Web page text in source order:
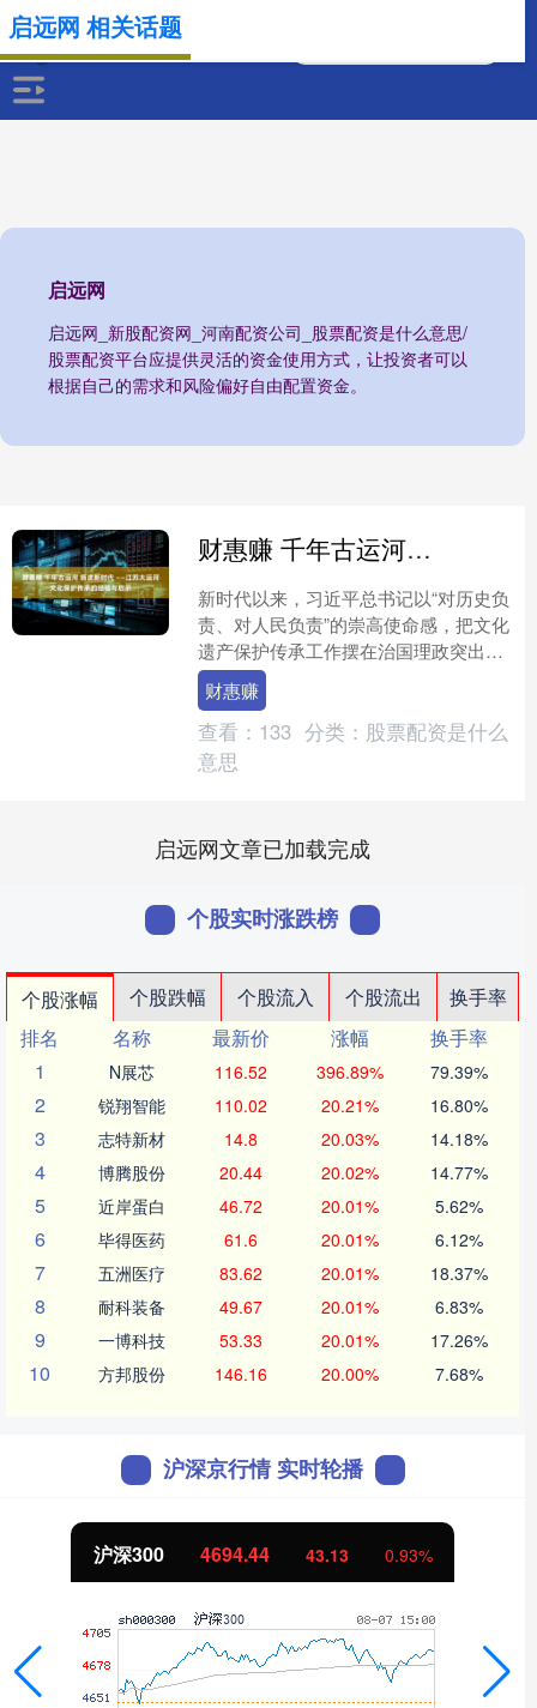
启远网
启远网_新股配资网_河南配资公司_股票配资是什么意思/
股票配资平台应提供灵活的资金使用方式，让投资者可以
根据自己的需求和风险偏好自由配置资金。
启远网 相关话题
财惠赚 千年古运河 扬波新时代 ——江苏大运河文化保护传承的经验与启示
新时代以来，习近平总书记以“对历史负
责、对人民负责”的崇高使命感，把文化
遗产保护传承工作摆在治国理政突出位
置，“保护为主、抢救第一、合理利用、
传承发展”的方针贯....
财惠赚
查看： 133 分类： 股票配资是什么
意思
启远网文章已加载完成
个股实时涨跌榜
个股涨幅 个股跌幅 个股流入 个股流出
换手率
排名
名称 最新价 涨幅
换手率
1
N展芯 116.52 396.89% 79.39%
2 锐翔智能 110.02 20.21% 16.80%
3 志特新材 14.8 20.03% 14.18%
4 博腾股份 20.44 20.02% 14.77%
5 近岸蛋白 46.72 20.01% 5.62%
6 毕得医药 61.6 20.01% 6.12%
7 五洲医疗 83.62 20.01% 18.37%
8 耐科装备 49.67 20.01% 6.83%
9 一博科技 53.33 20.01% 17.26%
10 方邦股份 146.16 20.00% 7.68%
沪深京行情 实时轮播
沪深300 4694.44 43.13 0.93%